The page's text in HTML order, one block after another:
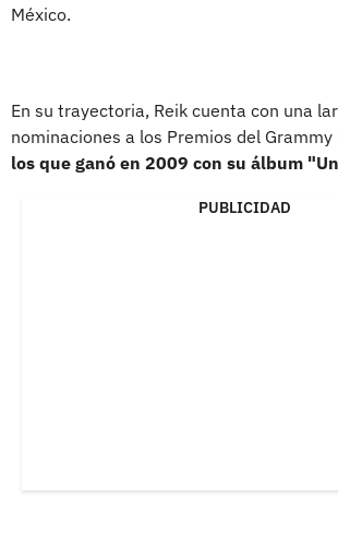
México.
En su trayectoria, Reik cuenta con una
nominaciones a los Premios del Grammy
los que ganó en 2009 con su álbum
PUBLICIDAD